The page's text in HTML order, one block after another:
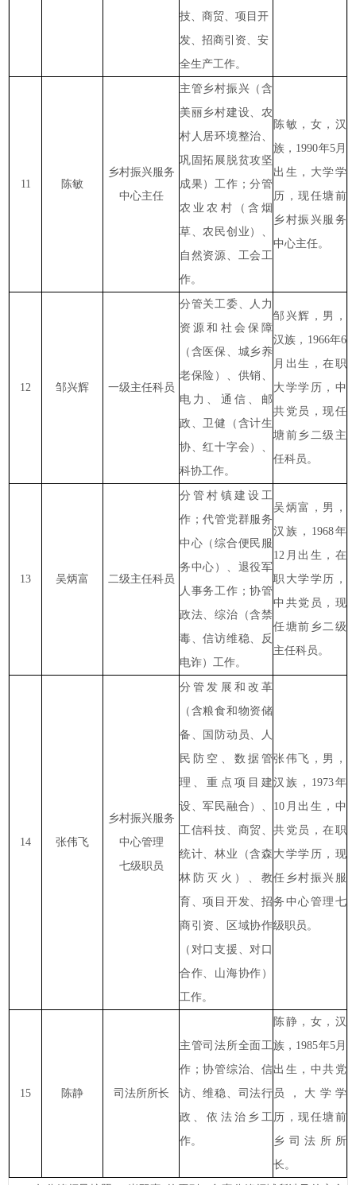
技、商贸、项目开
发、招商引资、安
全生产工作。
11 陈敏
乡村振兴服务
中心主任
主管乡村振兴（含
美丽乡村建设、农
村人居环境整治、
巩固拓展脱贫攻坚
成果）工作；分管
农业农村（含烟
草、农民创业）、
自然资源、工会工
作。
陈敏，女，汉
族，1990年5月
出生，大学学
历，现任塘前
乡村振兴服务
中心主任。
12 邹兴辉 一级主任科员
分管关工委、人力
资源和社会保障
（含医保、城乡养
老保险）、供销、
电力、通信、邮
政、卫健（含计生
协、红十字会）、
科协工作。
邹兴辉，男，
汉族，1966年6
月出生，在职
大学学历，中
共党员，现任
塘前乡二级主
任科员。
13 吴炳富 二级主任科员
分管村镇建设工
作；代管党群服务
中心（综合便民服
务中心）、退役军
人事务工作；协管
政法、综治（含禁
毒、信访维稳、反
电诈）工作。
吴炳富，男，
汉族，1968年
12月出生，在
职大学学历，
中共党员，现
任塘前乡二级
主任科员。
14 张伟飞
乡村振兴服务
中心管理
七级职员
分管发展和改革
（含粮食和物资储
备、国防动员、人
民防空、数据管
理、重点项目建
设、军民融合）、
工信科技、商贸、
统计、林业（含森
林防灭火）、教
育、项目开发、招
商引资、区域协作
（对口支援、对口
合作、山海协作）
工作。
张伟飞，男，
汉族，1973年
10月出生，中
共党员，在职
大学学历，现
任乡村振兴服
务中心管理七
级职员。
15 陈静 司法所所长
主管司法所全面工
作；协管综治、信
访、维稳、司法行
政、依法治乡工
作。
陈静，女，汉
族，1985年5月
出生，中共党
员，大学学
历，现任塘前
乡司法所所
长。